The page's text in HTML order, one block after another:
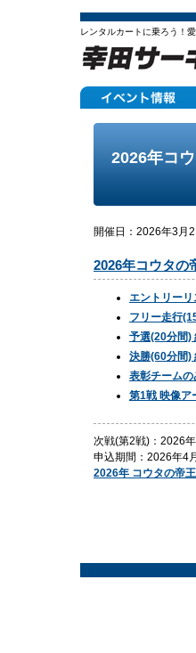
レンタルカートに乗ろう！
2026年コ
開催日：2026年3月
2026年コウタの
エントリーリ
フリー走行
予選(20分間)
決勝(60分間)
表彰チームの
第1戦 映像ア
次戦(第2戦)：2026
申込期間：2026年4
2026年 コウタの帝